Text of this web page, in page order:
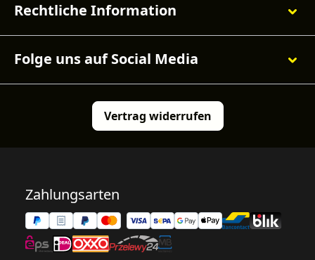
Rechtliche Information
Folge uns auf Social Media
Vertrag widerrufen
Zahlungsarten